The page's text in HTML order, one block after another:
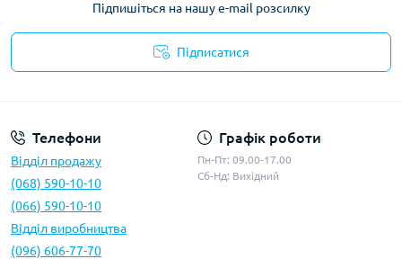
Підпишіться на нашу e-mail розсилку
Підписатися
Телефони
Відділ продажу
(068) 590-10-10
(066) 590-10-10
Відділ виробництва
(096) 606-77-70
Графік роботи
Пн-Пт: 09.00-17.00
Сб-Нд: Вихідний